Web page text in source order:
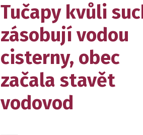
Tučapy kvůli
zásobují vodou
cisterny, obec
začala stavět
vodovod